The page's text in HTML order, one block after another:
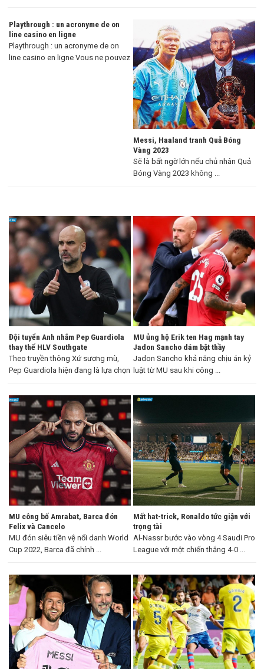
Playthrough : un acronyme de on
line casino en ligne
Playthrough : un acronyme de on
line casino en ligne Vous ne pouvez
Messi, Haaland tranh Quả Bóng
Vàng 2023
Sẽ là bất ngờ lớn nếu chủ nhân Quả
Bóng Vàng 2023 không ...
Đội tuyển Anh nhắm Pep Guardiola
thay thế HLV Southgate
Theo truyền thông Xứ sương mù,
Pep Guardiola hiện đang là lựa chọn
MU ủng hộ Erik ten Hag mạnh tay
Jadon Sancho dám bật thầy
Jadon Sancho khả năng chịu án kỷ
luật từ MU sau khi công ...
MU công bố Amrabat, Barca đón
Felix và Cancelo
MU đón siêu tiền vệ nổi danh World
Cup 2022, Barca đã chính ...
Mất hat-trick, Ronaldo tức giận với
trọng tài
Al-Nassr bước vào vòng 4 Saudi Pro
League với một chiến thắng 4-0 ...